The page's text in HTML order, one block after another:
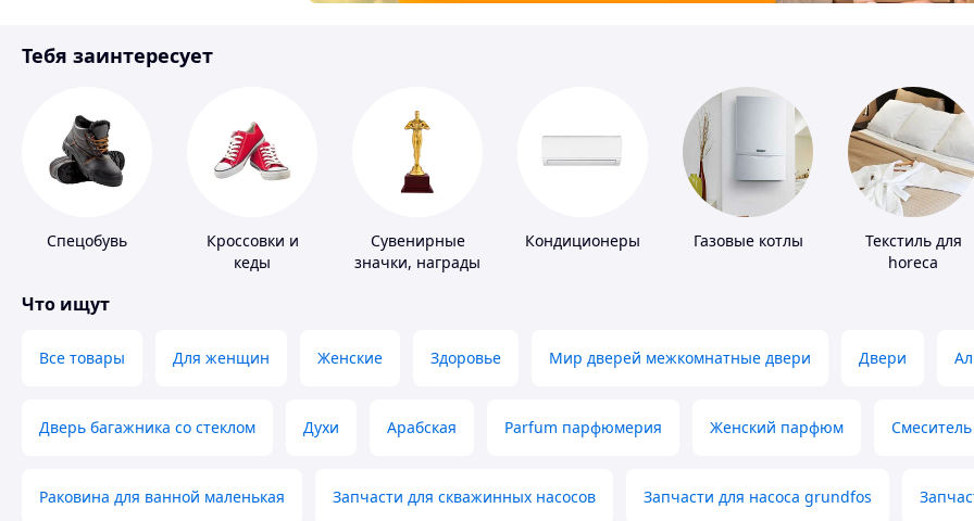
Инструмент
Тебя заинтересует
Спецобувь
Кроссовки и
кеды
Сувенирные
значки, награды
Кондиционеры Газовые котлы
Текстиль для
horeca
Что ищут
Все товары Для женщин Женские Здоровье Мир дверей межкомнатные двери Двери
Дверь багажника со стеклом Духи Арабская Parfum парфюмерия Женский парфюм Смеситель
Раковина для ванной маленькая Запчасти для скважинных насосов Запчасти для насоса grundfos